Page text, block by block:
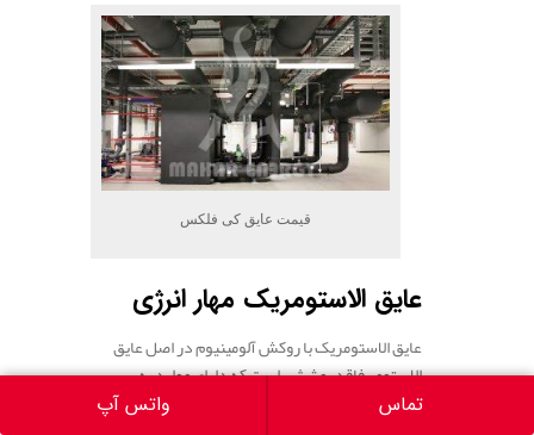
قیمت عایق کی فلکس
عایق الاستومریک مهار انرژی
عایق الاستومریک با روکش آلومینیوم در اصل عایق
الاستومر فاقد پوششی است که دارای موارد به
کارگیری گسترده ای می باشد.
تماس واتس آپ